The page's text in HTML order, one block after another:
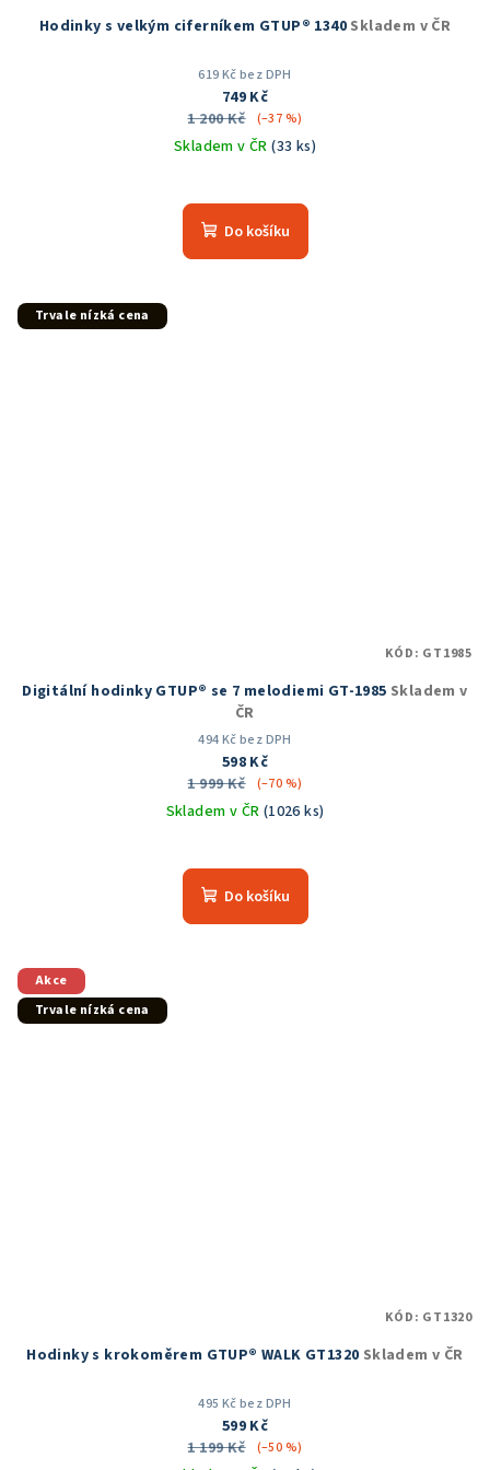
Hodinky s velkým ciferníkem GTUP® 1340 Skladem v ČR
619 Kč bez DPH
749 Kč
1 200 Kč
(–37 %)
Skladem v ČR(33 ks)
hodnocení
produktu
Do košíku
Trvale nízká cena
Digitální hodinky GTUP® se 7 melodiemi GT-1985 Skladem v
ČR
494 Kč bez DPH
598 Kč
1 999 Kč
(–70 %)
Skladem v ČR (1026 ks)
hodnocení
produktu
Do košíku
KÓD: GT1985
Akce
Trvale nízká cena
Hodinky s krokoměrem GTUP® WALK GT1320 Skladem v ČR
495 Kč bez DPH
599 Kč
1 199 Kč
(–50 %)
KÓD: GT1320